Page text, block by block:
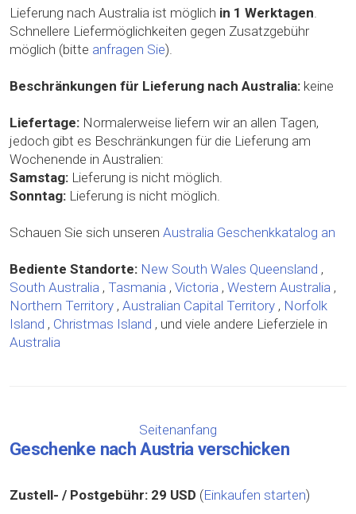
Lieferung nach Australia ist möglich in 1 Werktagen.
Schnellere Liefermöglichkeiten gegen Zusatzgebühr
möglich (bitte anfragen Sie).
Beschränkungen für Lieferung nach Australia: keine
Liefertage: Normalerweise liefern wir an allen Tagen,
jedoch gibt es Beschränkungen für die Lieferung am
Wochenende in Australien:
Samstag: Lieferung is nicht möglich.
Sonntag: Lieferung is nicht möglich.
Schauen Sie sich unseren Australia Geschenkkatalog an
Bediente Standorte: New South Wales Queensland ,
South Australia , Tasmania , Victoria , Western Australia ,
Northern Territory , Australian Capital Territory , Norfolk
Island , Christmas Island , und viele andere Lieferziele in
Australia
Seitenanfang
Geschenke nach Austria verschicken
Zustell- / Postgebühr: 29 USD (Einkaufen starten)